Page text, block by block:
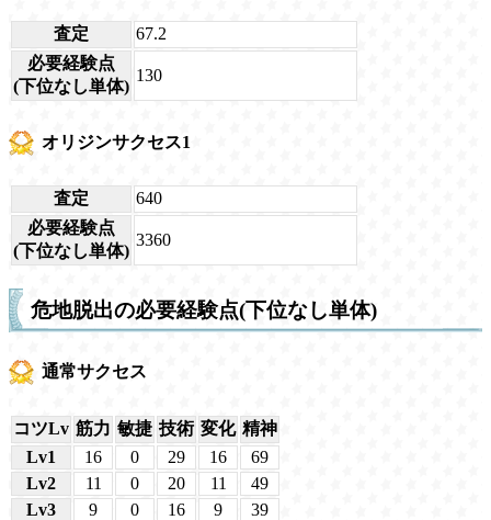
査定
67.2
必要経験点
(下位なし単体)
130
オリジンサクセス1
査定
640
必要経験点
(下位なし単体)
3360
危地脱出の必要経験点(下位なし単体)
通常サクセス
コツLv 筋力 敏捷 技術 変化 精神
Lv1
16 0 29 16
69
Lv2
11 0 20 11
49
Lv3
9 0 16 9
39